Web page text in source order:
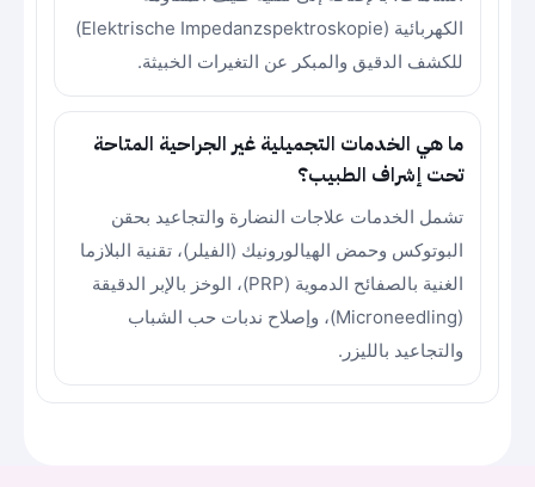
الكهربائية (Elektrische Impedanzspektroskopie)
للكشف الدقيق والمبكر عن التغيرات الخبيثة.
ما هي الخدمات التجميلية غير الجراحية المتاحة
تحت إشراف الطبيب؟
تشمل الخدمات علاجات النضارة والتجاعيد بحقن
البوتوكس وحمض الهيالورونيك (الفيلر)، تقنية البلازما
الغنية بالصفائح الدموية (PRP)، الوخز بالإبر الدقيقة
(Microneedling)، وإصلاح ندبات حب الشباب
والتجاعيد بالليزر.